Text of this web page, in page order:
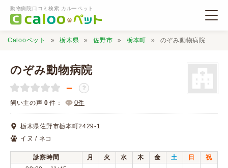
動物病院口コミ検索 カルーペット
動物病院検索
口コミ検索
Calooペットとは？
Calooペット 栃木県 佐野市 栃本町 のぞみ動物病院
のぞみ動物病院
－ ？
飼い主の声 0 件： 0件
栃木県佐野市栃本町2429-1
イヌ / ネコ
診察時間 月 火 水 木 金 土 日
祝